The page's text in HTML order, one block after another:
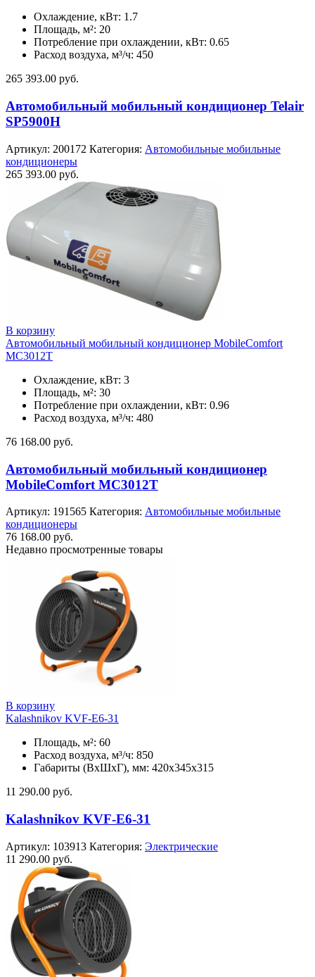
Охлаждение, кВт: 1.7
Площадь, м²: 20
Потребление при охлаждении, кВт: 0.65
Расход воздуха, м³/ч: 450
265 393.00 руб.
Автомобильный мобильный кондиционер Telair
SP5900H
Артикул: 200172 Категория: Автомобильные мобильные
кондиционеры
265 393.00 руб.
В корзину
Автомобильный мобильный кондиционер MobileComfort
MC3012T
Охлаждение, кВт: 3
Площадь, м²: 30
Потребление при охлаждении, кВт: 0.96
Расход воздуха, м³/ч: 480
76 168.00 руб.
Автомобильный мобильный кондиционер
MobileComfort MC3012T
Артикул: 191565 Категория: Автомобильные мобильные
кондиционеры
76 168.00 руб.
Недавно просмотренные товары
В корзину
Kalashnikov KVF-E6-31
Площадь, м²: 60
Расход воздуха, м³/ч: 850
Габариты (ВхШхГ), мм: 420x345x315
11 290.00 руб.
Kalashnikov KVF-E6-31
Артикул: 103913 Категория: Электрические
11 290.00 руб.